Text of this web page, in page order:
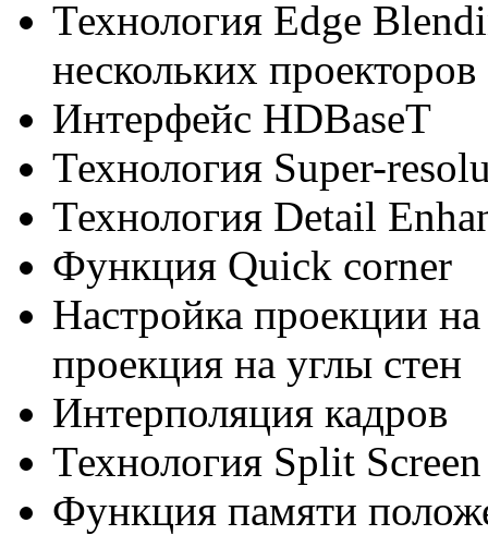
Технология Edge
нескольких проекторов
Интерфейс HDBaseT
Технология Super-
Технология Detail
Функция Quick corner
Настройка проекции
проекция на углы стен
Интерполяция кадров
Технология Split Screen
Функция памяти